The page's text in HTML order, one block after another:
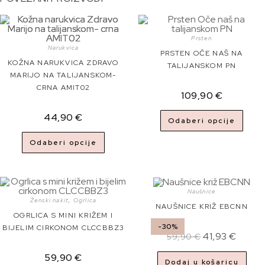
Narukvica
KOŽNA NARUKVICA ZDRAVO
MARIJO NA TALIJANSKOM-
CRNA AMIT02
44,90€
Odaberi opcije
Prsten
PRSTEN OČE NAŠ NA
TALIJANSKOM PN
109,90 €
Odaberi opcije
Ženski nakit, Ogrlica
OGRLICA S MINI KRIŽEM I
BIJELIM CIRKONOM CLCCBBZ3
59,90€
-30%
Naušnice
NAUŠNICE KRIŽ EBCNN
59,90€41,93€
Dodaj u košaricu